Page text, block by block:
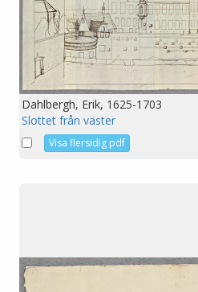
Dahlbergh, Erik, 1625-1703
Slottet från väster
Visa flersidig pdf